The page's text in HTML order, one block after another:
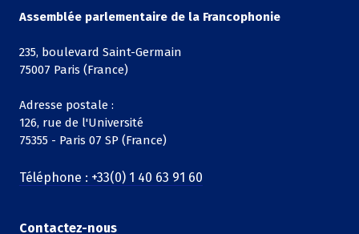
Assemblée parlementaire de la Francophonie
235, boulevard Saint-Germain
75007 Paris (France)
Adresse postale :
126, rue de l'Université
75355 - Paris 07 SP (France)
Téléphone : +33(0) 1 40 63 91 60
Contactez-nous